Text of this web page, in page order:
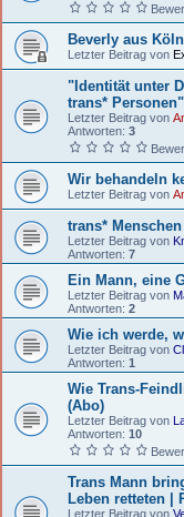
Beverly aus
Letzter Beitrag von
"Identität unter
trans*
Letzter Beitrag von
Antworten: 3
Wir behandeln
Letzter Beitrag von
trans*
Letzter Beitrag von
Antworten: 7
Ein Mann, eine
Letzter Beitrag von
Antworten: 2
Wie ich werde,
Letzter Beitrag von
Antworten: 1
Wie Trans-
(Abo)
Letzter Beitrag von
Antworten: 10
Trans Mann
Leben retteten |
Letzter Beitrag von